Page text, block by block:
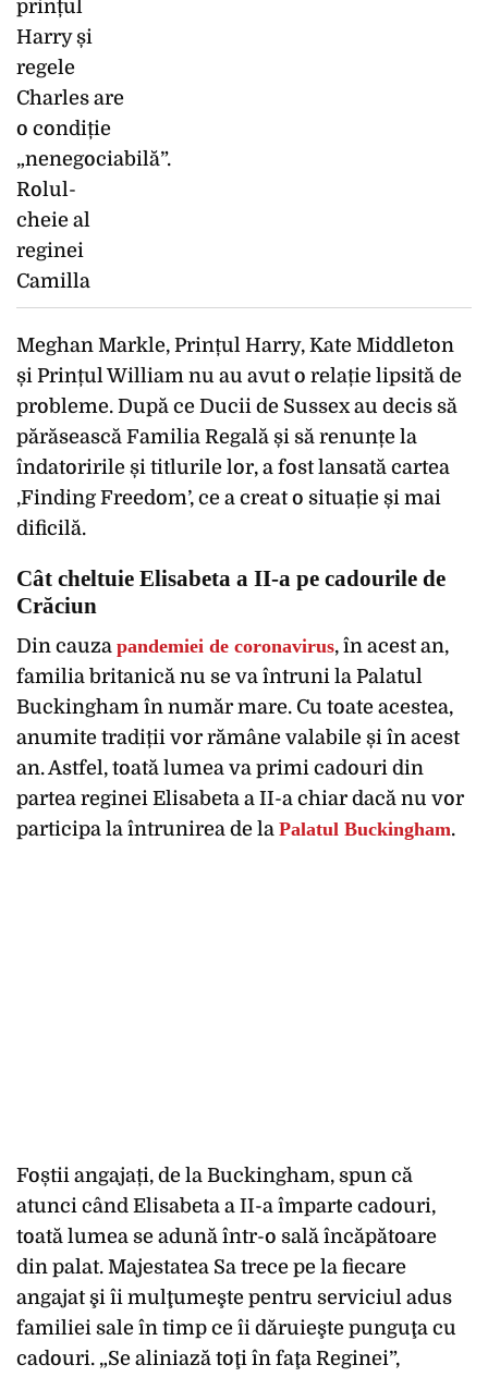
Meghan Markle, Prințul Harry, Kate Middleton
și Prințul William nu au avut o relație lipsită de
probleme. După ce Ducii de Sussex au decis să
părăsească Familia Regală și să renunțe la
îndatoririle și titlurile lor, a fost lansată cartea
‚Finding Freedom’, ce a creat o situație și mai
dificilă.
Cât cheltuie Elisabeta a II-a pe cadourile de
Crăciun
Din cauza pandemiei de coronavirus, în acest an,
familia britanică nu se va întruni la Palatul
Buckingham în număr mare. Cu toate acestea,
anumite tradiții vor rămâne valabile și în acest
an. Astfel, toată lumea va primi cadouri din
partea reginei Elisabeta a II-a chiar dacă nu vor
participa la întrunirea de la Palatul Buckingham.
Foștii angajați, de la Buckingham, spun că
atunci când Elisabeta a II-a împarte cadouri,
toată lumea se adună într-o sală încăpătoare
din palat. Majestatea Sa trece pe la fiecare
angajat şi îi mulţumeşte pentru serviciul adus
familiei sale în timp ce îi dăruieşte punguţa cu
cadouri. „Se aliniază toţi în faţa Reginei”,